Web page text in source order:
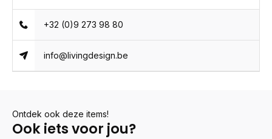
+32 (0)9 273 98 80
info@livingdesign.be
Ontdek ook deze items!
Ook iets voor jou?